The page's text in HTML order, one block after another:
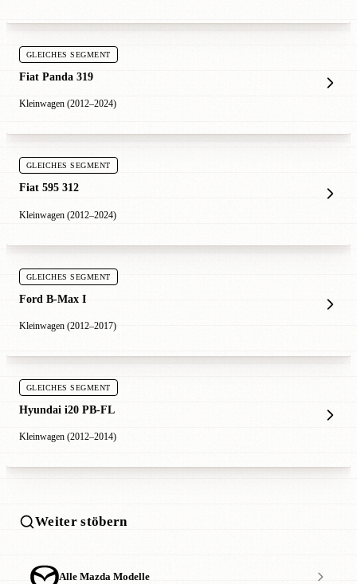
GLEICHES SEGMENT
Fiat Panda 319
Kleinwagen (2012–2024)
GLEICHES SEGMENT
Fiat 595 312
Kleinwagen (2012–2024)
GLEICHES SEGMENT
Ford B-Max I
Kleinwagen (2012–2017)
GLEICHES SEGMENT
Hyundai i20 PB-FL
Kleinwagen (2012–2014)
Weiter stöbern
Alle Mazda Modelle